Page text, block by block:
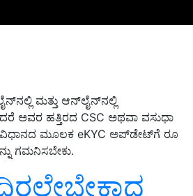
ಮತ್ತು ಆನ್‌ಲೈನ್‌ನಲ್ಲಿ
ಅವರ ಹತ್ತಿರದ CSC ಅಥವಾ ವಸುಧಾ
ಮೂಲಕ eKYC ಅಪ್‌ಡೇಟ್‌ಗೆ ರೂ
ಗಮನಿಸಬೇಕು.